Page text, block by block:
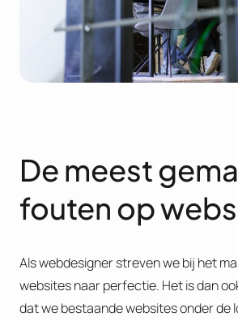
De meest
fouten op
Als webdesigner streven we bij het
websites naar perfectie. Het is dan
dat we bestaande websites onder de